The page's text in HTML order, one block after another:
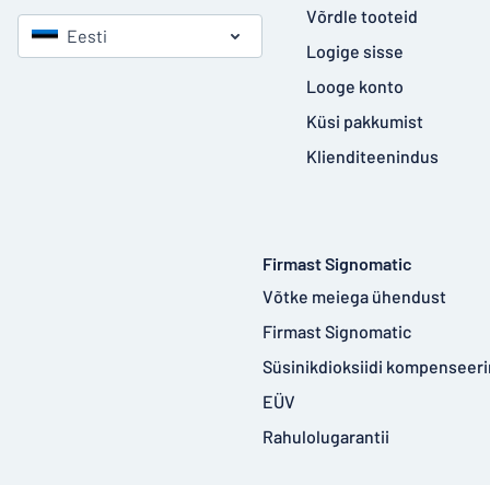
Eesti
Võrdle tooteid
Logige sisse
Looge konto
Küsi pakkumist
Klienditeenindus
Firmast Signomatic
Võtke meiega ühendust
Firmast Signomatic
Süsinikdioksiidi
EÜV
Rahulolugarantii